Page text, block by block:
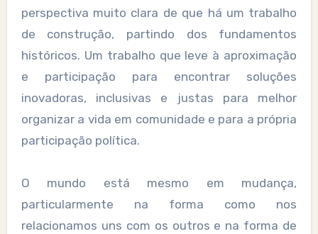
perspectiva muito clara de que há um trabalho
de construção, partindo dos fundamentos
históricos. Um trabalho que leve à aproximação
e participação para encontrar soluções
inovadoras, inclusivas e justas para melhor
organizar a vida em comunidade e para a própria
participação política.
O mundo está mesmo em mudança,
particularmente na forma como nos
relacionamos uns com os outros e na forma de